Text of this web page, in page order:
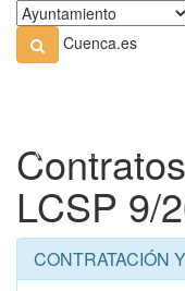
Cuenca.es
LCSP 9/
CONTRATACIÓN